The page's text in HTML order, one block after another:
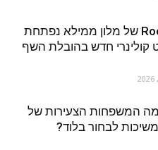
מסעדת ה-RoofTop של מלון ממילא נפתחת
חדש בהובלת השף
המשפחות הצעירות של
לבחור בלוד?